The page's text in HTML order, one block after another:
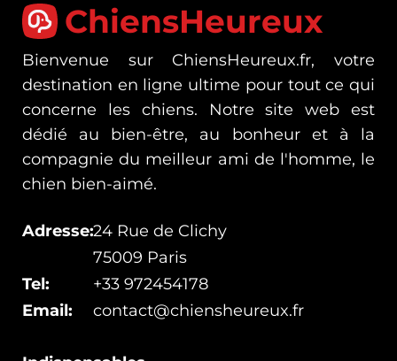
ChiensHeureux
Bienvenue sur ChiensHeureux.fr, votre
destination en ligne ultime pour tout ce qui
concerne les chiens. Notre site web est
dédié au bien-être, au bonheur et à la
compagnie du meilleur ami de l'homme, le
chien bien-aimé.
Adresse:24 Rue de Clichy
75009 Paris
Tel:
+33 972454178
Email:
contact@chiensheureux.fr